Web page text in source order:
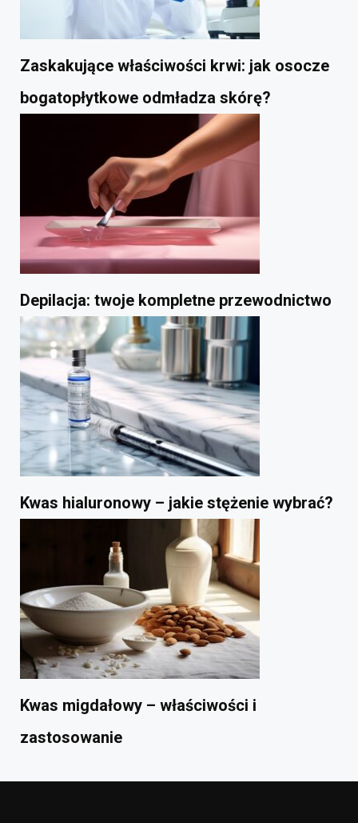
Zaskakujące właściwości krwi: jak osocze
bogatopłytkowe odmładza skórę?
Depilacja: twoje kompletne przewodnictwo
Kwas hialuronowy – jakie stężenie wybrać?
Kwas migdałowy – właściwości i
zastosowanie